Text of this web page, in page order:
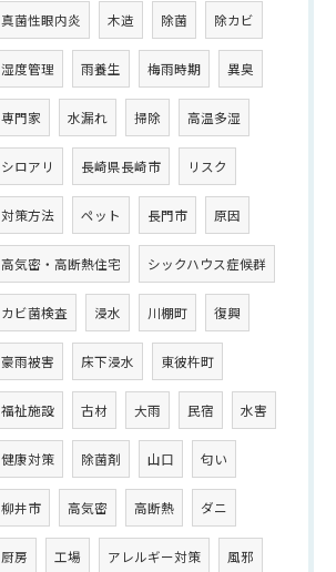
真菌性眼内炎 木造 除菌 除カビ
湿度管理 雨養生 梅雨時期 異臭
専門家 水漏れ 掃除 高温多湿
シロアリ 長崎県長崎市 リスク
対策方法 ペット 長門市 原因
高気密・高断熱住宅 シックハウス症候群
カビ菌検査 浸水 川棚町 復興
豪雨被害 床下浸水 東彼杵町
福祉施設 古材 大雨 民宿 水害
健康対策 除菌剤 山口 匂い
柳井市 高気密 高断熱 ダニ
厨房 工場 アレルギー対策 風邪